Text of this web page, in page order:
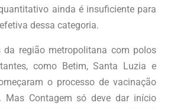
ainda é insuficiente para
dessa categoria.
da região metropolitana com polos
como Betim, Santa Luzia e
o processo de vacinação
Mas Contagem só deve dar início